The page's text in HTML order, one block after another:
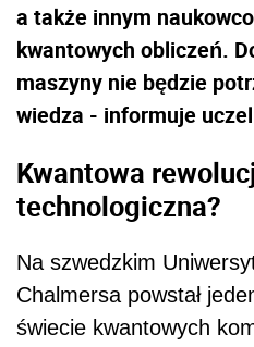
a także innym
kwantowych obliczeń.
maszyny nie będzie
wiedza - informuje
Kwantowa
technologiczna?
Na szwedzkim
Chalmersa powstał
świecie kwantowych